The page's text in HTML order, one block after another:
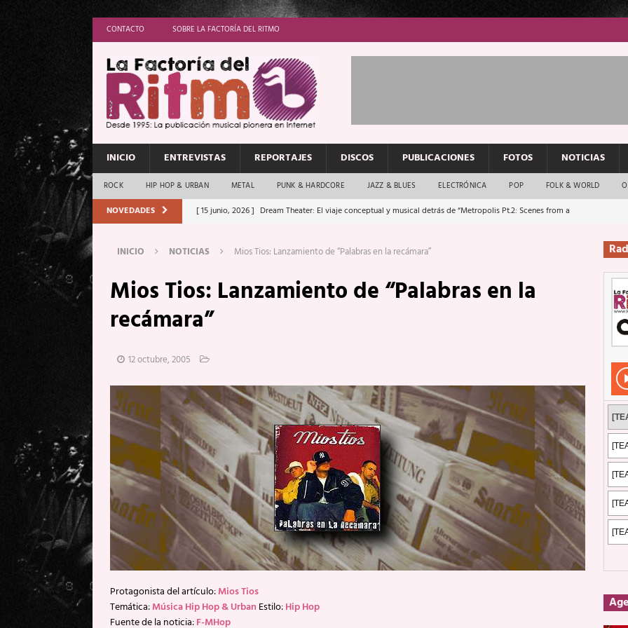
CONTACTO SOBRE LA FACTORÍA DEL RITMO
INICIO ENTREVISTAS REPORTAJES DISCOS PUBLICACIONES FOTOS NOTICIAS
ROCK HIP HOP & URBAN METAL PUNK & HARDCORE JAZZ & BLUES ELECTRÓNICA POP FOLK & WORLD
NOVEDADES [ 15 junio, 2026 ] Dream Theater: El viaje conceptual y musical detrás de “Metropolis Pt.2: Scenes from a
[ 11 junio, 2026 ] Vamos Con Todo: El rock urbano sigue en buenas manos
[ 1 junio, 2026 ]
Ave Exsilyum, los que van a escucharte te saludan
[ 20 mayo, 2026 ]
[ 17 mayo, 2026 ]
[ 5 agosto, 2026 ] Florent Gorges: La historia de Nintendo Vol. 2 PUBLICACIONES
INICIO NOTICIAS Mios Tios: Lanzamiento de “Palabras en la recámara”
Mios Tios: Lanzamiento de “Palabras en la
recámara”
12 octubre, 2005
Protagonista del artículo:Mios Tios
Temática:Música Hip Hop & Urban Estilo:Hip Hop
Fuente de la noticia:F-MHop